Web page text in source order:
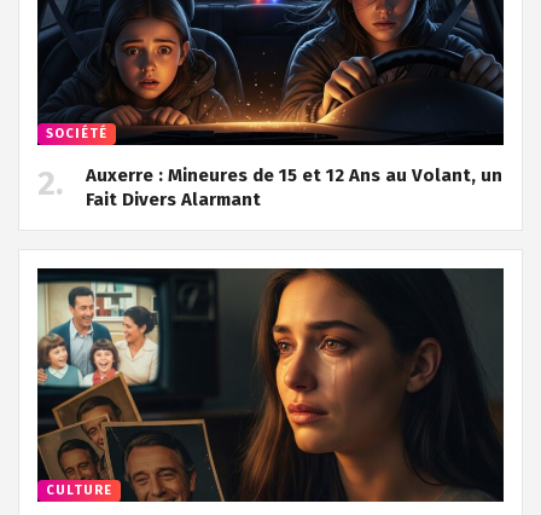
SOCIÉTÉ
Auxerre : Mineures de 15 et 12 Ans au Volant, un
Fait Divers Alarmant
CULTURE